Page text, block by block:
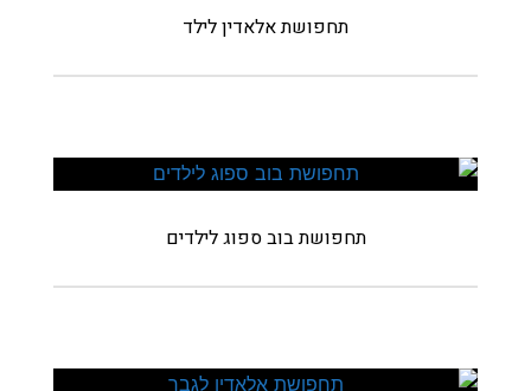
תחפושת אלאדין לילד
תחפושת בוב ספוג לילדים